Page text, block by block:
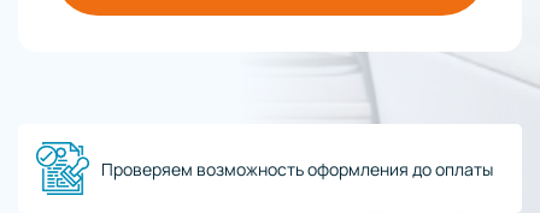
Проверяем возможность оформления до оплаты